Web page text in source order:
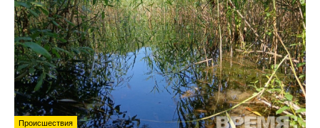
Происшествия